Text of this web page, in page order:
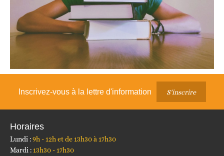
Inscrivez-vous à la lettre d'information S'inscrire
Horaires
Lundi :9h - 12h et de 13h30 à 17h30
Mardi : 13h30 - 17h30